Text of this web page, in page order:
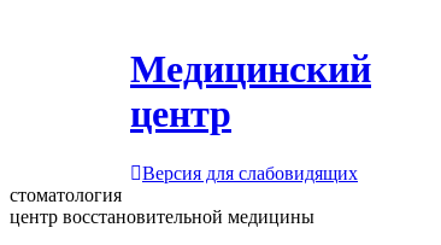
Медицинский
центр
Версия для слабовидящих
стоматология
центр восстановительной медицины